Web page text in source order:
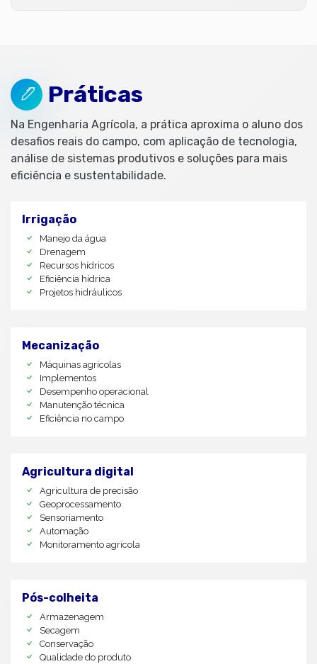
Práticas
Na Engenharia Agrícola, a prática aproxima o aluno dos
desafios reais do campo, com aplicação de tecnologia,
análise de sistemas produtivos e soluções para mais
eficiência e sustentabilidade.
Irrigação
Manejo da água
Drenagem
Recursos hídricos
Eficiência hídrica
Projetos hidráulicos
Mecanização
Máquinas agrícolas
Implementos
Desempenho operacional
Manutenção técnica
Eficiência no campo
Agricultura digital
Agricultura de precisão
Geoprocessamento
Sensoriamento
Automação
Monitoramento agrícola
Pós-colheita
Armazenagem
Secagem
Conservação
Qualidade do produto